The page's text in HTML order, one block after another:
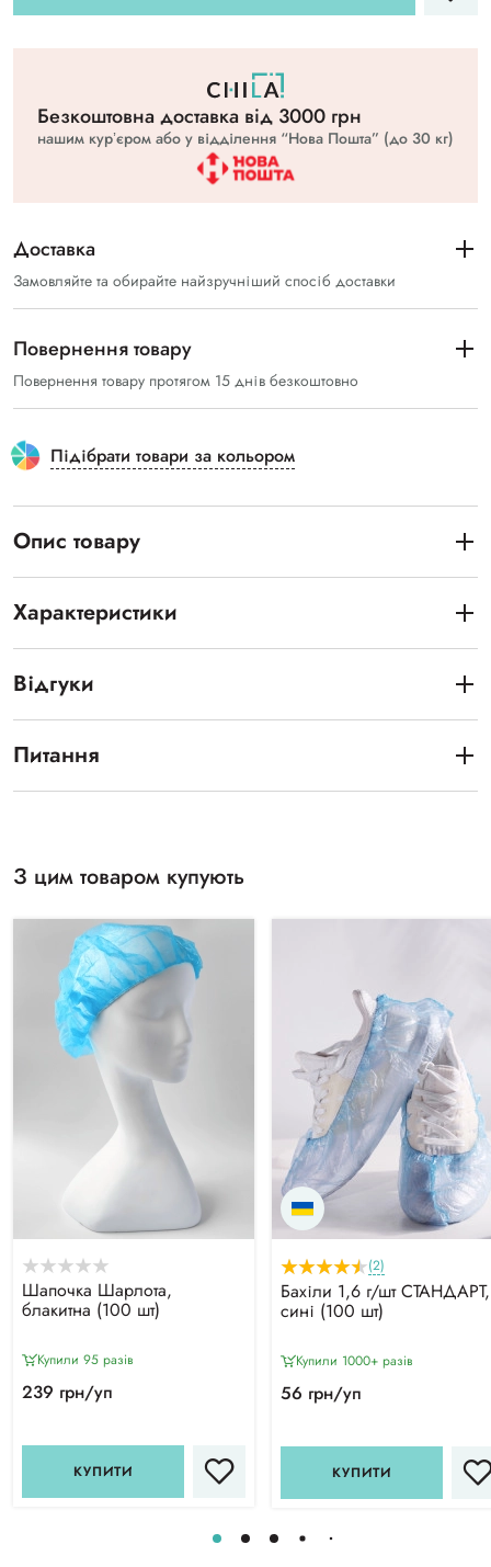
Безкоштовна доставка вiд 3000 грн
нашим курʼєром або у відділення “Нова Пошта” (до 30 кг)
Доставка
Замовляйте та обирайте найзручніший спосіб доставки
Повернення товару
Повернення товару протягом 15 днів безкоштовно
Підібрати товари за кольором
Опис товару
Характеристики
Відгуки
Питання
З цим товаром купують
Шапочка Шарлота,
блакитна (100 шт)
Купили 95 разiв
239 грн/уп
КУПИТИ
(2)
Бахіли 1,6 г/шт СТАНДАРТ,
сині (100 шт)
Купили 1000+ разiв
56 грн/уп
КУПИТИ